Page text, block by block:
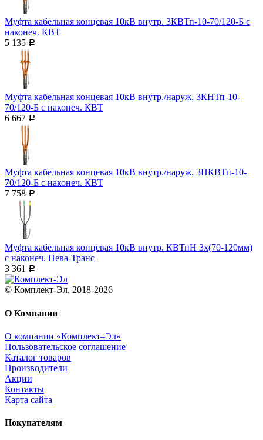
Муфта кабельная концевая 10кВ внутр. 3КВТп-10-70/120-Б с
наконеч. КВТ
5 135 Р
Муфта кабельная концевая 10кВ внутр./наруж. 3КНТп-10-
70/120-Б с наконеч. КВТ
6 667 Р
Муфта кабельная концевая 10кВ внутр./наруж. 3ПКВТп-10-
70/120-Б с наконеч. КВТ
7 758 Р
Муфта кабельная концевая 10кВ внутр. КВТпН 3х(70-120мм)
с наконеч. Нева-Транс
3 361
Р
© Комплект-Эл, 2018-2026
О Компании
О компании «Комплект–Эл»
Пользовательское соглашение
Каталог товаров
Производители
Акции
Контакты
Карта сайта
Покупателям